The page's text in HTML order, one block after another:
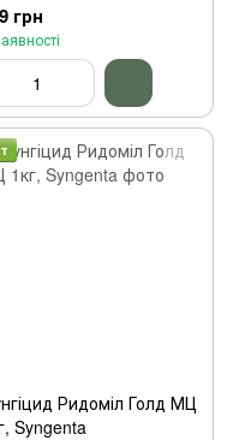
грн
Ридоміл Голд МЦ
Syngenta